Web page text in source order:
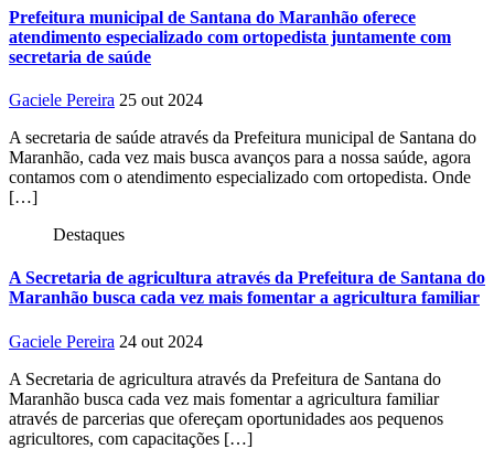
Prefeitura municipal de Santana do Maranhão oferece
atendimento especializado com ortopedista juntamente com
secretaria de saúde
Gaciele Pereira 25 out 2024
A secretaria de saúde através da Prefeitura municipal de Santana do
Maranhão, cada vez mais busca avanços para a nossa saúde, agora
contamos com o atendimento especializado com ortopedista. Onde
[…]
Destaques
A Secretaria de agricultura através da Prefeitura de Santana do
Maranhão busca cada vez mais fomentar a agricultura familiar
Gaciele Pereira 24 out 2024
A Secretaria de agricultura através da Prefeitura de Santana do
Maranhão busca cada vez mais fomentar a agricultura familiar
através de parcerias que ofereçam oportunidades aos pequenos
agricultores, com capacitações […]